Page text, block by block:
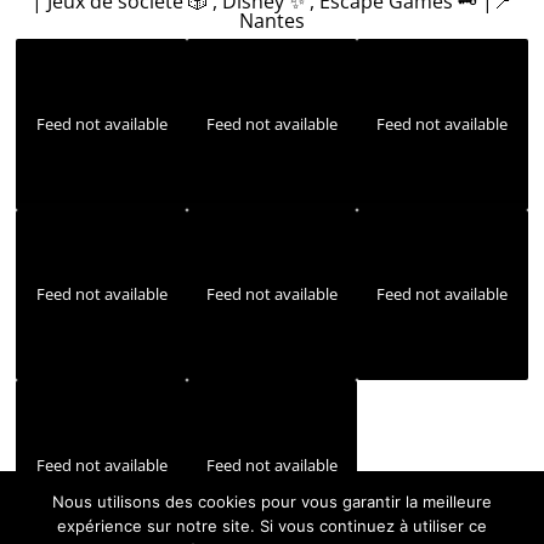
Nantes
Feed not available Feed not available Feed not available
Feed not available Feed not available Feed not available
Feed not available Feed not available
Nous utilisons des cookies pour vous garantir la meilleure
expérience sur notre site. Si vous continuez à utiliser ce